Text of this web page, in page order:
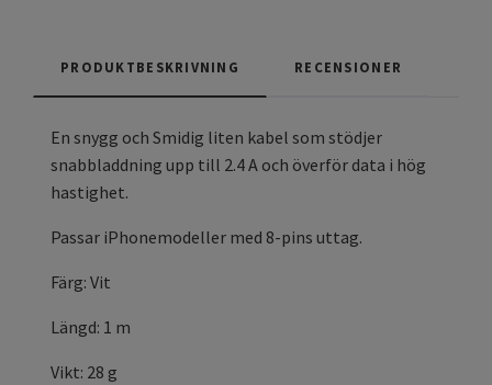
PRODUKTBESKRIVNING RECENSIONER
En snygg och Smidig liten kabel som stödjer
snabbladdning upp till 2.4 A och överför data i hög
hastighet.
Passar iPhonemodeller med 8-pins uttag.
Färg: Vit
Längd: 1 m
Vikt: 28 g